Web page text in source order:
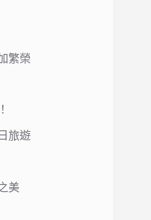
繁榮
旅遊
美